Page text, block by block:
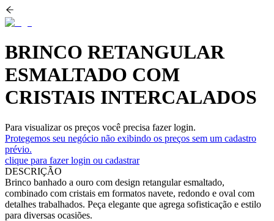
BRINCO RETANGULAR
ESMALTADO COM
CRISTAIS INTERCALADOS
Para visualizar os preços você precisa fazer login.
Protegemos seu negócio não exibindo os preços sem um cadastro
prévio.
clique para fazer login ou cadastrar
DESCRIÇÃO
Brinco banhado a ouro com design retangular esmaltado,
combinado com cristais em formatos navete, redondo e oval com
detalhes trabalhados. Peça elegante que agrega sofisticação e estilo
para diversas ocasiões.